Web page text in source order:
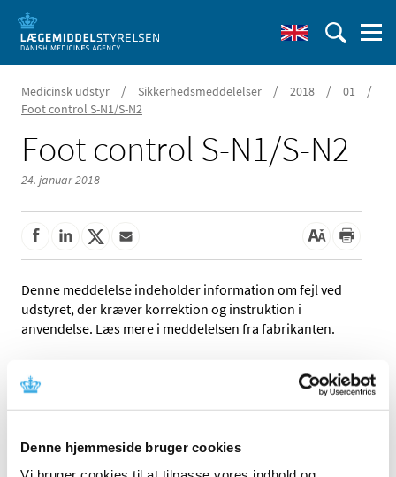
Denne hjemmeside bruger cookies
Medicinsk udstyr / Sikkerhedsmeddelelser / 2018 / 01 /
Foot control S-N1/S-N2
Foot control S-N1/S-N2
24. januar 2018
Denne meddelelse indeholder information om fejl ved
udstyret, der kræver korrektion og instruktion i
anvendelse. Læs mere i meddelelsen fra fabrikanten.
Referencer
Produkt: Foot control S-N1/S-N2